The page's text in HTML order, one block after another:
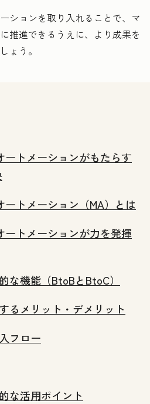
ションを取り入れることで、マ
推進できるうえに、より成果を
ょう。
ートメーションがもたらす
ートメーション（MA）とは
ートメーションが力を発揮
な機能（BtoBとBtoC）
るメリット・デメリット
フロー
な活用ポイント